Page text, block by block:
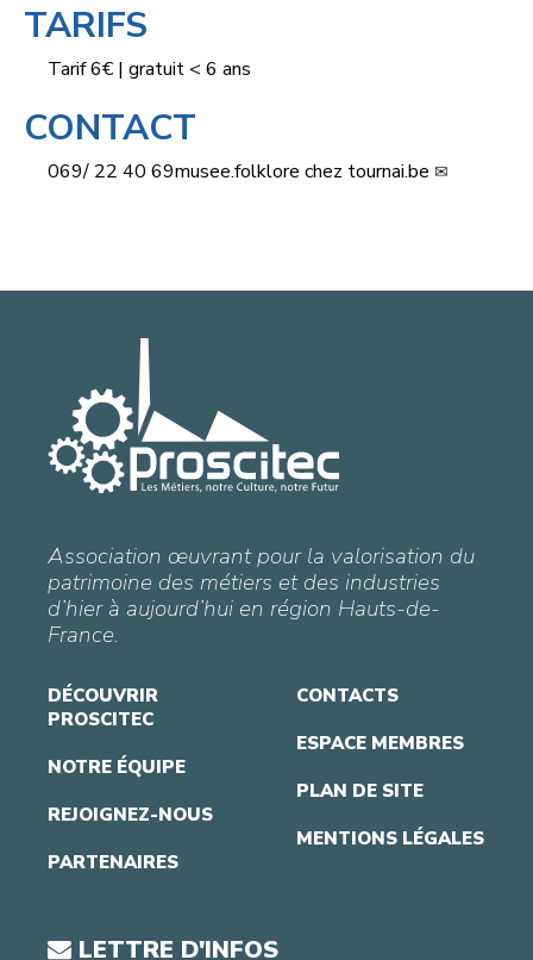
TARIFS
Tarif 6€ | gratuit < 6 ans
CONTACT
069/ 22 40 69musee.folklore chez tournai.be
Association œuvrant pour la valorisation du
patrimoine des métiers et des industries
d’hier à aujourd’hui en région Hauts-de-
France.
DÉCOUVRIR
PROSCITEC
NOTRE ÉQUIPE
REJOIGNEZ-NOUS
PARTENAIRES
CONTACTS
ESPACE MEMBRES
PLAN DE SITE
MENTIONS LÉGALES
LETTRE D'INFOS